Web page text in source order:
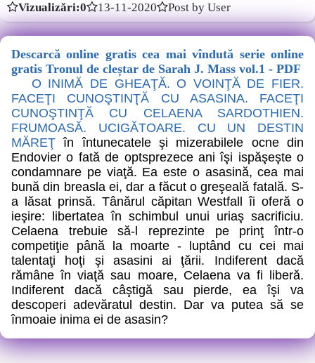
Vizualizări:0 13-11-2020 Post by User
Descarcă online gratis cea mai vîndută serie online
gratis Tronul de cleștar de Sarah J. Mass vol.1 - PDF
O INIMĂ DE GHEAŢĂ. O VOINŢĂ DE FIER.
FACEŢI CUNOŞTINŢĂ CU ASASINA. FACEŢI
CUNOŞTINŢĂ CU CELAENA SARDOTHIEN.
FRUMOASĂ. UCIGĂTOARE. CU UN DESTIN
MĂREŢ în întunecatele şi mizerabilele ocne din
Endovier o fată de optsprezece ani îşi ispăşeşte o
condamnare pe viaţă. Ea este o asasină, cea mai
bună din breasla ei, dar a făcut o greşeală fatală. S-
a lăsat prinsă. Tânărul căpitan Westfall îi oferă o
ieşire: libertatea în schimbul unui uriaş sacrificiu.
Celaena trebuie să-l reprezinte pe prinţ într-o
competiţie până la moarte - luptând cu cei mai
talentaţi hoţi şi asasini ai ţării. Indiferent dacă
rămâne în viaţă sau moare, Celaena va fi liberă.
Indiferent dacă câştigă sau pierde, ea îşi va
descoperi adevăratul destin. Dar va putea să se
înmoaie inima ei de asasin?